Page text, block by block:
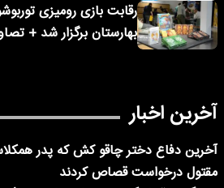
رقابت بازی رومیزی
بهارستان برگزار شد +
آخرین اخبار
آخرین دفاع دختر چاقو کش که پدر
مقتول درخواست قصاص کردند